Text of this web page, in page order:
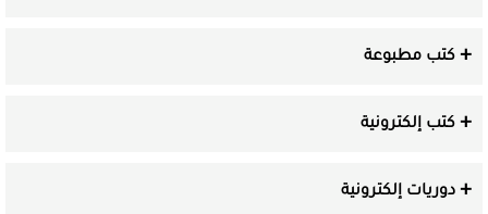
كتب مطبوعة
كتب إلكترونية
دوريات إلكترونية